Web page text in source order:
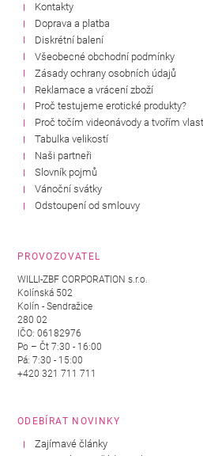
Kontakty
Doprava a platba
Diskrétní balení
Všeobecné obchodní podmínky
Zásady ochrany osobních údajů
Reklamace a vrácení zboží
Proč testujeme erotické produkty?
Proč točím videonávody a tvořím
Tabulka velikostí
Naši partneři
Slovník pojmů
Vánoční svátky
Odstoupení od smlouvy
PROVOZOVATEL
WILLI-ZBF CORPORATION s.r.o.
Kolínská 502
Kolín - Sendražice
280 02
IČO: 06182976
Po – Čt 7:30 - 16:00
Pá: 7:30 - 15:00
+420 321 711 711
ODEBÍRAT NOVINKY
Zajímavé články